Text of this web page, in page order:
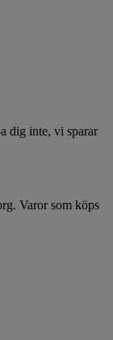
dig inte, vi sparar
Varor som köps